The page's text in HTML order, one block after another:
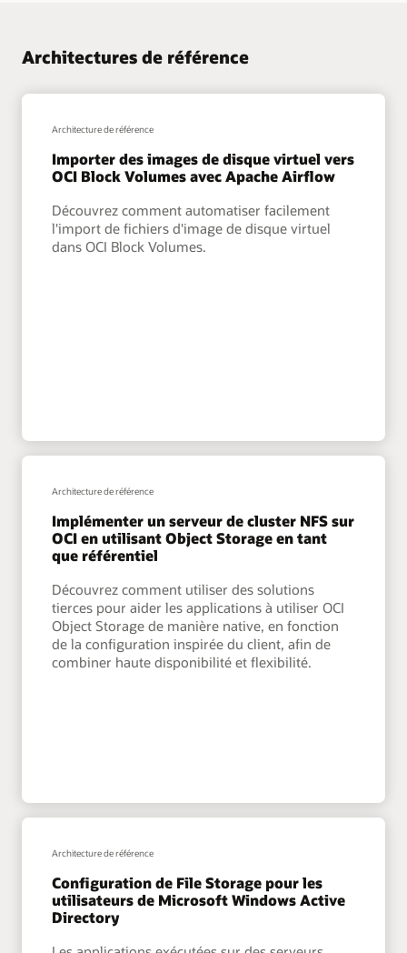
Architectures de référence
Architecture de référence
Importer des images de disque virtuel vers
OCI Block Volumes avec Apache Airflow
Découvrez comment automatiser facilement
l'import de fichiers d'image de disque virtuel
dans OCI Block Volumes.
Architecture de référence
Implémenter un serveur de cluster NFS sur
OCI en utilisant Object Storage en tant
que référentiel
Découvrez comment utiliser des solutions
tierces pour aider les applications à utiliser OCI
Object Storage de manière native, en fonction
de la configuration inspirée du client, afin de
combiner haute disponibilité et flexibilité.
Architecture de référence
Configuration de File Storage pour les
utilisateurs de Microsoft Windows Active
Directory